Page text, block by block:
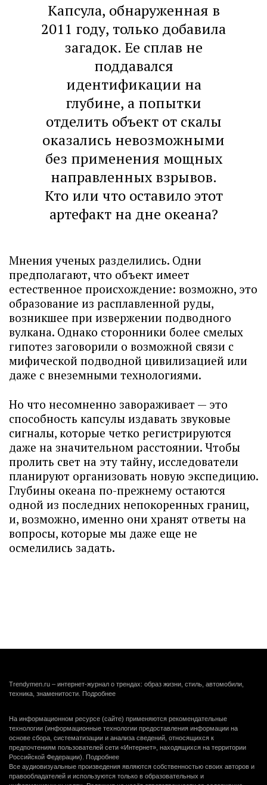
Капсула, обнаруженная в
2011 году, только добавила
загадок. Ее сплав не
поддавался
идентификации на
глубине, а попытки
отделить объект от скалы
оказались невозможными
без применения мощных
направленных взрывов.
Кто или что оставило этот
артефакт на дне океана?
Мнения ученых разделились. Одни
предполагают, что объект имеет
естественное происхождение: возможно, это
образование из расплавленной руды,
возникшее при извержении подводного
вулкана. Однако сторонники более смелых
гипотез заговорили о возможной связи с
мифической подводной цивилизацией или
даже с внеземными технологиями.
Но что несомненно завораживает — это
способность капсулы издавать звуковые
сигналы, которые четко регистрируются
даже на значительном расстоянии. Чтобы
пролить свет на эту тайну, исследователи
планируют организовать новую экспедицию.
Глубины океана по-прежнему остаются
одной из последних непокоренных границ,
и, возможно, именно они хранят ответы на
вопросы, которые мы даже еще не
осмелились задать.
Trendymen.ru – интернет-журнал о трендах: образ жизни, стиль, автомобили,
техника, знаменитости.
Подробнее
На информационном ресурсе (сайте) применяются рекомендательные
технологии (информационные технологии предоставления информации на
основе сбора, систематизации и анализа сведений, относящихся к
предпочтениям пользователей сети «Интернет», находящихся на территории
Российской Федерации).
Подробнее
Все аудиовизуальные произведения являются собственностью своих авторов и
правообладателей и используются только в образовательных и